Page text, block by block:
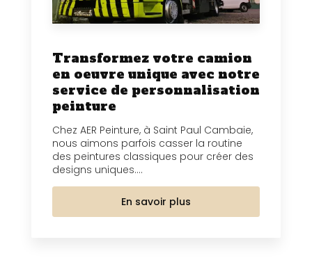
Transformez votre camion
en oeuvre unique avec notre
service de personnalisation
peinture
Chez AER Peinture, à Saint Paul Cambaie,
nous aimons parfois casser la routine
des peintures classiques pour créer des
designs uniques....
En savoir plus